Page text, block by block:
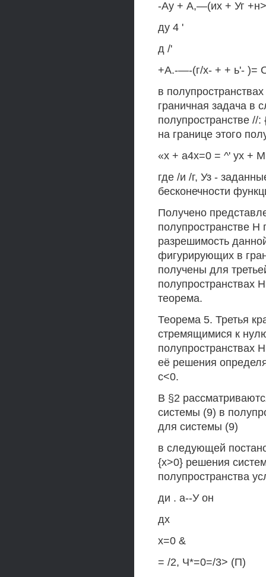
-Ау + А,—(их + Уг
ду 4 '
д /'
+А.-—-(г/х- + + ь'- )=
в
граничная задача в
полупространстве
на границе этого
«х + а4х=0 = ^' ух +
где /и /г, Уз -
бесконечности
Получено
полупространстве Н
разрешимость
фигурирующих в
получены для
полупространствах
теорема.
Теорема 5. Третья
стремящимися к
полупространствах
её решения
с<0.
В §2
системы (9) в
для системы (9)
в следующей
{х>0} решения
полупространства
ди . а--У он
дх
х=0 &
= /2, Ч*=0=/3> (П)